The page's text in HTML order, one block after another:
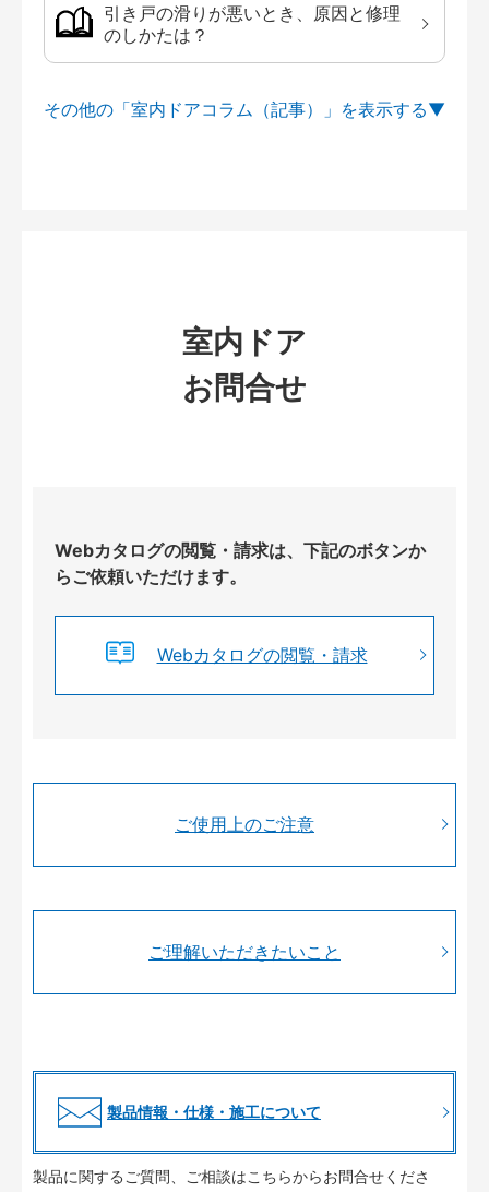
引き戸の滑りが悪いとき、原因と修理
のしかたは？
その他の「室内ドアコラム（記事）」を
室内ドア
お問合せ
Webカタログの閲覧・請求は、下記のボタンか
らご依頼いただけます。
Webカタログの閲覧・請求
ご使用上のご注意
ご理解いただきたいこと
製品情報・仕様・施工について
製品に関するご質問、ご相談はこちらからお問合せくださ